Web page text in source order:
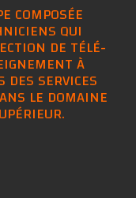
COMPOSÉE
QUI
DE TÉLÉ-
À
DES SERVICES
LE DOMAINE